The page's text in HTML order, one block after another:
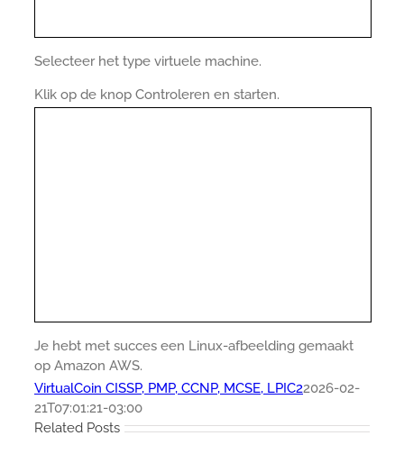
Selecteer het type virtuele machine.
Klik op de knop Controleren en starten.
Je hebt met succes een Linux-afbeelding gemaakt
op Amazon AWS.
VirtualCoin CISSP, PMP, CCNP, MCSE, LPIC22026-02-
21T07:01:21-03:00
Related Posts